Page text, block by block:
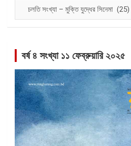
বর্ষ ৪ সংখ্যা ১১ ফেব্রুয়ারি ২০২৫